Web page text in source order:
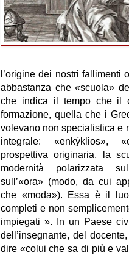
l’origine dei nostri fallimenti
abbastanza che «scuola»
che indica il tempo che il
formazione, quella che i
volevano non specialistica e
integrale: «enkýklios»,
prospettiva originaria, la
modernità polarizzata
sull’«ora» (modo, da cui
che «moda»). Essa è il
completi e non
impiegati ». In un Paese
dell’insegnante, del
dire «colui che sa di più e